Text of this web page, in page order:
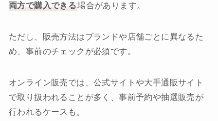
両方で購入できる場合があります。
ただし、販売方法はブランドや店舗ごとに異なるた
め、事前のチェックが必須です。
オンライン販売では、公式サイトや大手通販サイト
で取り扱われることが多く、事前予約や抽選販売が
行われるケースも。